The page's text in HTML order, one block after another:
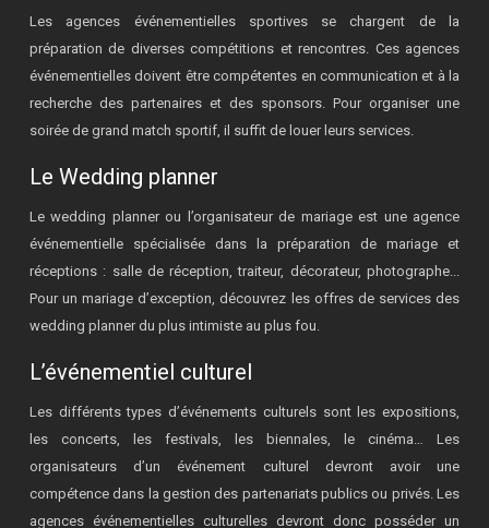
Les agences événementielles sportives se chargent de la
préparation de diverses compétitions et rencontres. Ces agences
événementielles doivent être compétentes en communication et à la
recherche des partenaires et des sponsors. Pour organiser une
soirée de grand match sportif, il suffit de louer leurs services.
Le Wedding planner
Le wedding planner ou l’organisateur de mariage est une agence
événementielle spécialisée dans la préparation de mariage et
réceptions : salle de réception, traiteur, décorateur, photographe...
Pour un mariage d’exception, découvrez les offres de services des
wedding planner du plus intimiste au plus fou.
L’événementiel culturel
Les différents types d’événements culturels sont les expositions,
les concerts, les festivals, les biennales, le cinéma… Les
organisateurs d’un événement culturel devront avoir une
compétence dans la gestion des partenariats publics ou privés. Les
agences événementielles culturelles devront donc posséder un